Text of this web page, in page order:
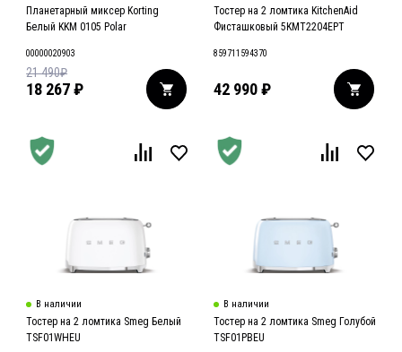
Планетарный миксер Korting
Белый KKM 0105 Polar
00000020903
18 267₽
21 490₽
Тостер на 2 ломтика KitchenAid
Фисташковый 5KMT2204EPT
859711594370
42 990 ₽
В наличии
Тостер на 2 ломтика Smeg Белый
TSF01WHEU
В наличии
Тостер на 2 ломтика Smeg Голубой
TSF01PBEU